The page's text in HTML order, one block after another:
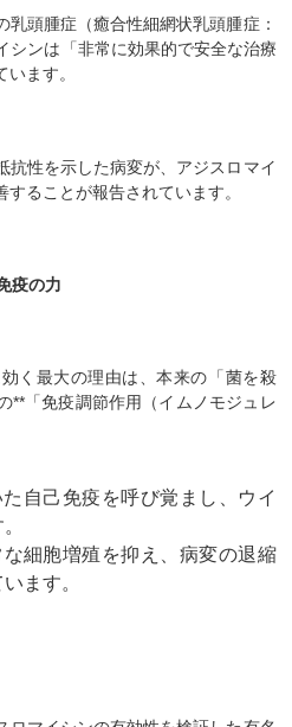
乳頭腫症（癒合性細網状乳頭腫症：
シンは「非常に効果的で安全な治療
ます。
抗性を示した病変が、アジスロマイ
ることが報告されています。
疫の力
く最大の理由は、本来の「菌を殺
**「免疫調節作用（イムノモジュレ
自己免疫を呼び覚まし、ウイ
な細胞増殖を抑え、病変の退縮
ます。